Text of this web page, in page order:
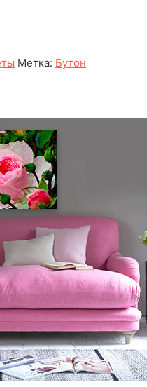
Метка: Бутон